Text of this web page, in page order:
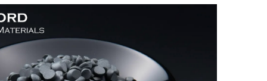
日本語
Русский
한국어